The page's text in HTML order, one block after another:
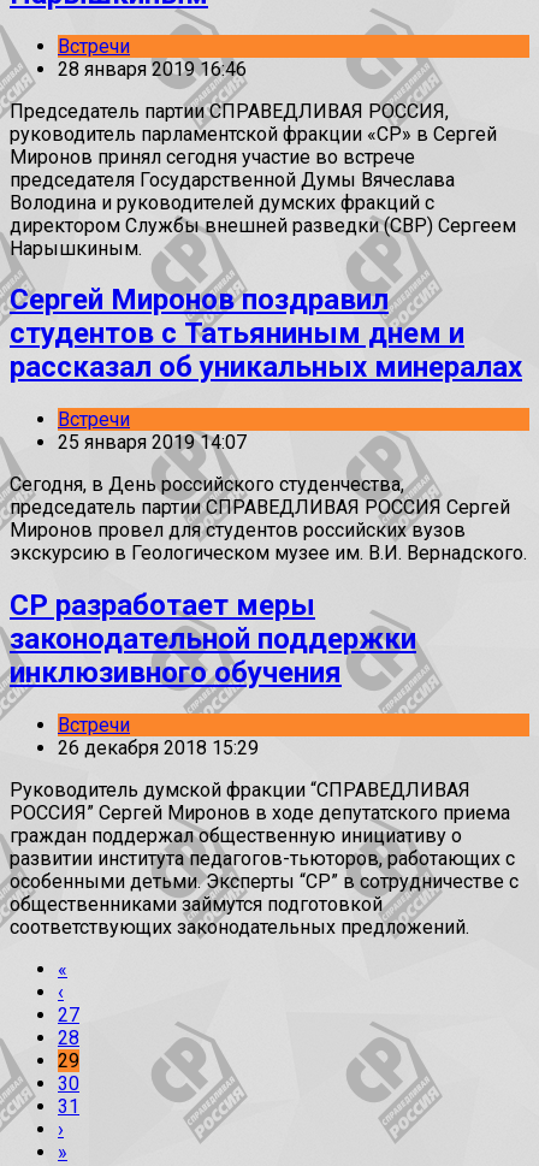
Встречи
28 января 2019 16:46
Председатель партии СПРАВЕДЛИВАЯ РОССИЯ,
руководитель парламентской фракции «СР» в Сергей
Миронов принял сегодня участие во встрече
председателя Государственной Думы Вячеслава
Володина и руководителей думских фракций с
директором Службы внешней разведки (СВР) Сергеем
Нарышкиным.
Сергей Миронов поздравил
студентов с Татьяниным днем и
рассказал об уникальных минералах
Встречи
25 января 2019 14:07
Сегодня, в День российского студенчества,
председатель партии СПРАВЕДЛИВАЯ РОССИЯ Сергей
Миронов провел для студентов российских вузов
экскурсию в Геологическом музее им. В.И. Вернадского.
СР разработает меры
законодательной поддержки
инклюзивного обучения
Встречи
26 декабря 2018 15:29
Руководитель думской фракции “СПРАВЕДЛИВАЯ
РОССИЯ” Сергей Миронов в ходе депутатского приема
граждан поддержал общественную инициативу о
развитии института педагогов-тьюторов, работающих с
особенными детьми. Эксперты “СР” в сотрудничестве с
общественниками займутся подготовкой
соответствующих законодательных предложений.
«
‹
27
28
29
30
31
›
»